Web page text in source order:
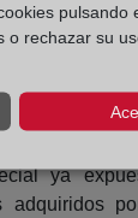
que la
pagando la
de
será
ya
adquiridos
pulsando
o rechazar su